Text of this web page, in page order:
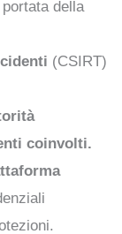
della
(CSIRT)
coinvolti.